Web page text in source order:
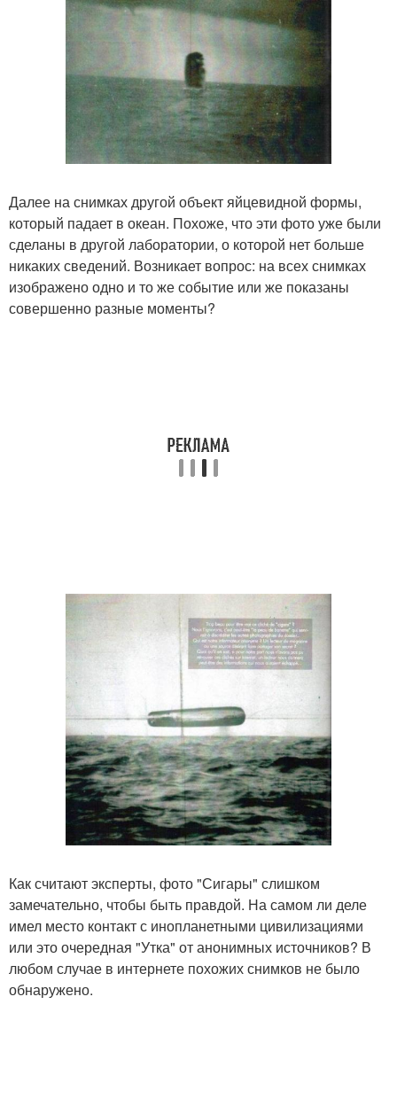
Далее на снимках другой объект яйцевидной формы,
который падает в океан. Похоже, что эти фото уже были
сделаны в другой лаборатории, о которой нет больше
никаких сведений. Возникает вопрос: на всех снимках
изображено одно и то же событие или же показаны
совершенно разные моменты?
Как считают эксперты, фото "Сигары" слишком
замечательно, чтобы быть правдой. На самом ли деле
имел место контакт с инопланетными цивилизациями
или это очередная "Утка" от анонимных источников? В
любом случае в интернете похожих снимков не было
обнаружено.